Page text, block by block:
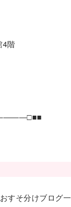
4階
すそ分けブログ